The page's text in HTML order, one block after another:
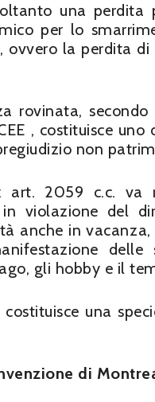
una perdita
per lo
la perdita di
rovinata, secondo
, costituisce uno
non
art. 2059 c.c. va
violazione del
anche in
gli hobby e il
una
di